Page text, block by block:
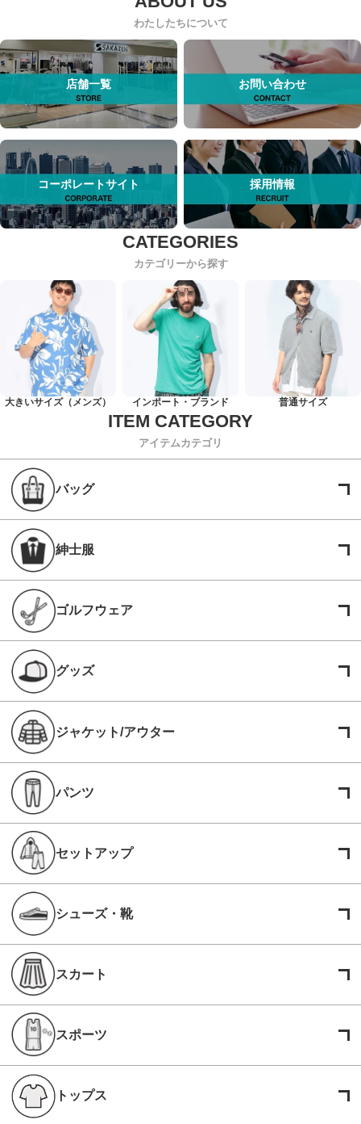
わたしたちについて
店舗一覧 お問い合わせ
コーポレートサイト 採用情報
カテゴリーから探す
大きいサイズ（メンズ） インポート・ブランド 普通サイズ
アイテムカテゴリ
バッグ
紳士服
ゴルフウェア
グッズ
ジャケット/アウター
パンツ
セットアップ
シューズ・靴
スカート
スポーツ
トップス